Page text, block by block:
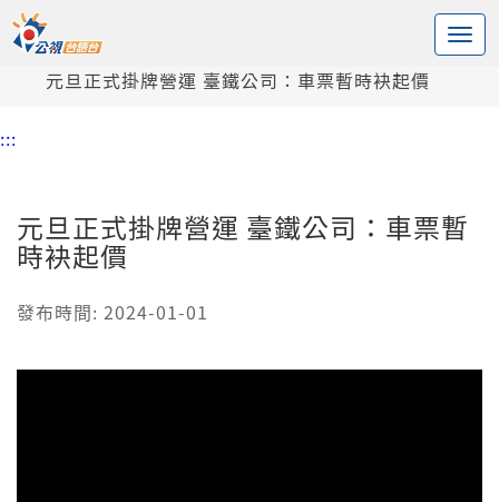
中央內容區塊
頭頁
元旦正式掛牌營運 臺鐵公司：車票暫時袂起價
:::
元旦正式掛牌營運 臺鐵公司：車票暫
時袂起價
發布時間: 2024-01-01